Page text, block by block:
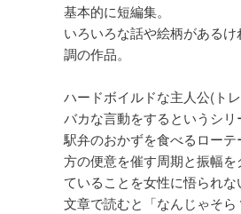
基本的に短編集。
いろいろな話や絵柄がある
調の作品。
ハードボイルドな主人公(ト
バカな言動をするというシ
駅弁のおかずを食べるロー
方の便意を催す周期と振幅
ていることを女性に悟られ
文章で読むと「なんじゃそ